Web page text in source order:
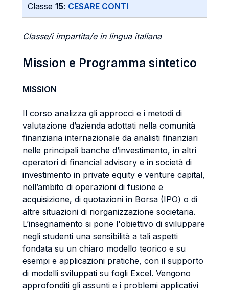
Classe 15: CESARE CONTI
Classe/i impartita/e in lingua italiana
Mission e Programma sintetico
MISSION
Il corso analizza gli approcci e i metodi di
valutazione d’azienda adottati nella comunità
finanziaria internazionale da analisti finanziari
nelle principali banche d’investimento, in altri
operatori di financial advisory e in società di
investimento in private equity e venture capital,
nell’ambito di operazioni di fusione e
acquisizione, di quotazioni in Borsa (IPO) o di
altre situazioni di riorganizzazione societaria.
L’insegnamento si pone l'obiettivo di sviluppare
negli studenti una sensibilità a tali aspetti
fondata su un chiaro modello teorico e su
esempi e applicazioni pratiche, con il supporto
di modelli sviluppati su fogli Excel. Vengono
approfonditi gli assunti e i problemi applicativi